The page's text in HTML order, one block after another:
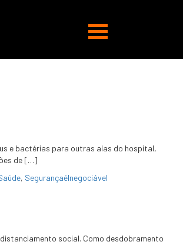
Abrir
navegação
e bactérias para outras alas do hospital,
de […]
, SegurançaéInegociável
social. Como desdobramento